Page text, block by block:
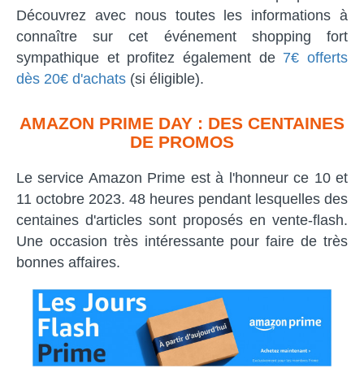
Découvrez avec nous toutes les informations à
connaître sur cet événement shopping fort
sympathique et profitez également de 7€ offerts
dès 20€ d'achats (si éligible).
AMAZON PRIME DAY : DES CENTAINES
DE PROMOS
Le service Amazon Prime est à l'honneur ce 10 et
11 octobre 2023. 48 heures pendant lesquelles des
centaines d'articles sont proposés en vente-flash.
Une occasion très intéressante pour faire de très
bonnes affaires.